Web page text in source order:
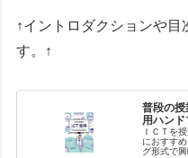
↑イントロダクションや目
す。↑
普段の
用ハンド
ＩＣＴを
におすす
グ形式で